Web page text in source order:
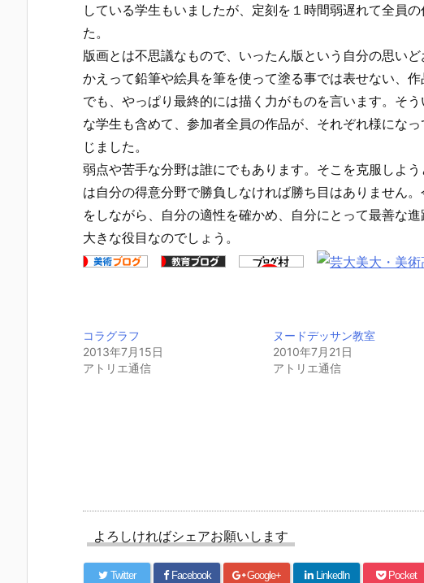
している学生もいましたが、定刻を１時間弱遅れて全員
た。
版画とは不思議なもので、いったん版という自分の思い
かえって鉛筆や絵具を筆を使って塗る事では表せない、
でも、やっぱり最終的には描く力がものを言います。そ
な学生も含めて、参加者全員の作品が、それぞれ様にな
じました。
弱点や苦手な分野は誰にでもあります。そこを克服しよ
は自分の得意分野で勝負しなければ勝ち目はありません
をしながら、自分の適性を確かめ、自分にとって最善な
大きな役目なのでしょう。
コラグラフ
2013年7月15日
アトリエ通信
ヌードデッサン教室
2010年7月21日
アトリエ通信
よろしければシェアお願いします
Twitter Facebook Google+ LinkedIn Pocket